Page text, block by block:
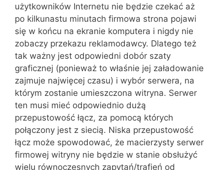
użytkowników Internetu nie będzie czekać aż
po kilkunastu minutach firmowa strona pojawi
się w końcu na ekranie komputera i nigdy nie
zobaczy przekazu reklamodawcy. Dlatego też
tak ważny jest odpowiedni dobór szaty
graficznej (ponieważ to właśnie jej załadowanie
zajmuje najwięcej czasu) i wybór serwera, na
którym zostanie umieszczona witryna. Serwer
ten musi mieć odpowiednio dużą
przepustowość łącz, za pomocą których
połączony jest z siecią. Niska przepustowość
łącz może spowodować, że macierzysty serwer
firmowej witryny nie będzie w stanie obsłużyć
wielu równoczesnych zapytań/trafień od